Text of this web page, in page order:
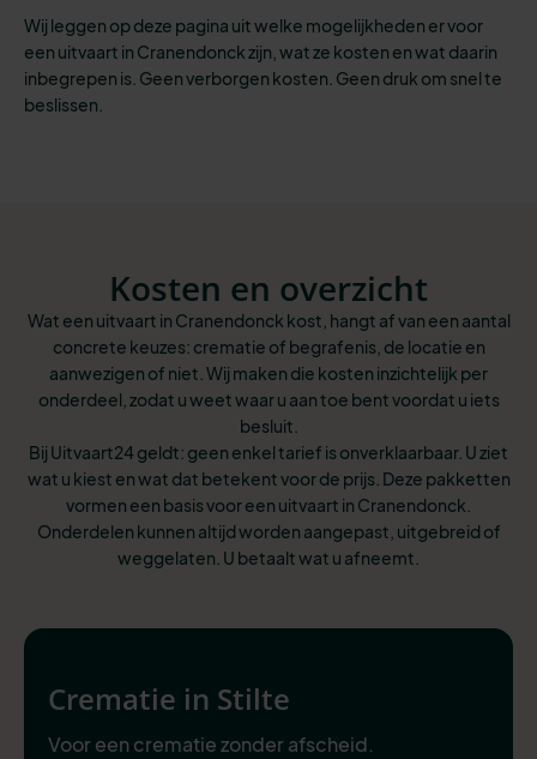
Wij leggen op deze pagina uit welke mogelijkheden er voor
een uitvaart in Cranendonck zijn, wat ze kosten en wat daarin
inbegrepen is. Geen verborgen kosten. Geen druk om snel te
beslissen.
Kosten en overzicht
Wat een uitvaart in Cranendonck kost, hangt af van een aantal
concrete keuzes: crematie of begrafenis, de locatie en
aanwezigen of niet. Wij maken die kosten inzichtelijk per
onderdeel, zodat u weet waar u aan toe bent voordat u iets
besluit.
Bij Uitvaart24 geldt: geen enkel tarief is onverklaarbaar. U ziet
wat u kiest en wat dat betekent voor de prijs. Deze pakketten
vormen een basis voor een uitvaart in Cranendonck.
Onderdelen kunnen altijd worden aangepast, uitgebreid of
weggelaten. U betaalt wat u afneemt.
Crematie in Stilte
Voor een crematie zonder afscheid.